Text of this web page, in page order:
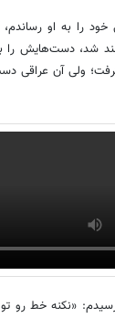
خود را به او
شد، دست‌هایش را
ولی آن عراقی
«نکنه خط رو